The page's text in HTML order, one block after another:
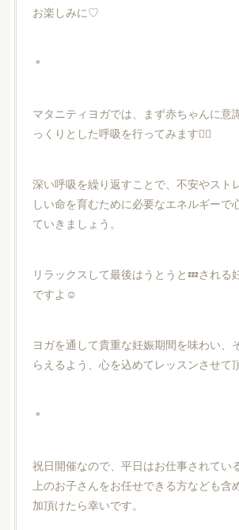
お楽しみに♡
＊
マタニティヨガでは、まず赤ちゃんに意
っくりとした呼吸を行ってみます🧘‍♀️
深い呼吸を繰り返すことで、不安やスト
しい命を育むために必要なエネルギーで
ていきましょう。
リラックスして最後はうとうと💤される
ですよ☺️
ヨガを通して貴重な妊娠期間を味わい、
らえるよう、心を込めてレッスンさせて
＊
祝日開催なので、平日はお仕事されてい
上のお子さんをお任せできる方なども含
加頂けたら幸いです。